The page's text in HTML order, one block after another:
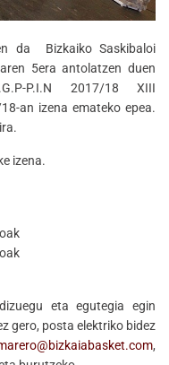
da Bizkaiko Saskibaloi
5era antolatzen duen
P.I.N 2017/18 XIII
an izena emateko epea.
izena.
eta egutegia egin
gero, posta elektriko bidez
,